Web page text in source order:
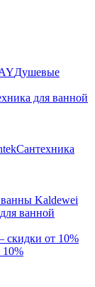
Душевые
для ванной
Сантехника
Kaldewei
ванной
скидки от 10%